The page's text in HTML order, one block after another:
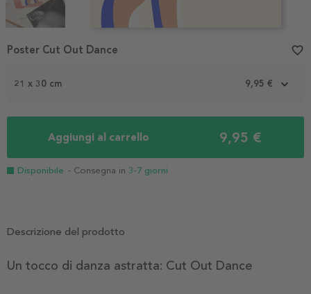
1
21 x 30 cm 9,95 €
Aggiungi al carrello 9,95 €
Disponibile - Consegna in 3-7 giorni
Poster Cut Out Dance favorite_border
Descrizione del prodotto
Un tocco di danza astratta: Cut Out Dance